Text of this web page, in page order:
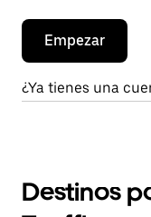
Empezar
¿Ya tienes una
Destinos